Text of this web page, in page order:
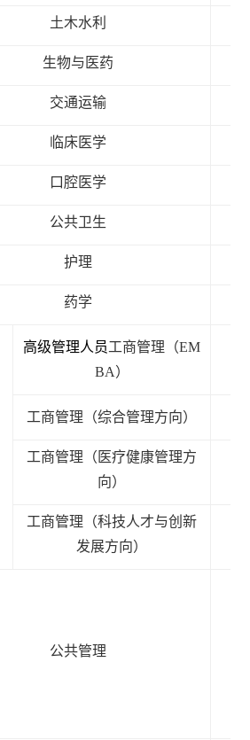
土木水利
生物与医药
交通运输
临床医学
口腔医学
公共卫生
护理
药学
高级管理人员工商管理 （EM
BA）
工商管理（综合管理方向）
工商管理（医疗健康管理方
向）
工商管理（科技人才与创新
发展方向）
公共管理